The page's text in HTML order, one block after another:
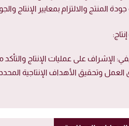
جودة المنتج والالتزام بمعايير الإنتاج
الإشراف على عمليات الإنتاج والتأكد
العمل وتحقيق الأهداف الإنتاجية